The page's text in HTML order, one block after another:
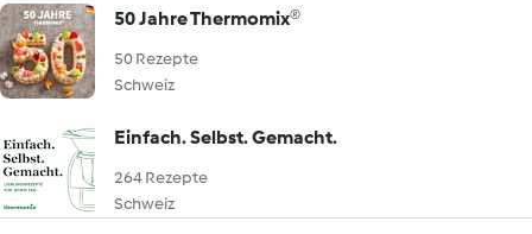
50 Jahre Thermomix®
50 Rezepte
Schweiz
Einfach. Selbst. Gemacht.
264 Rezepte
Schweiz